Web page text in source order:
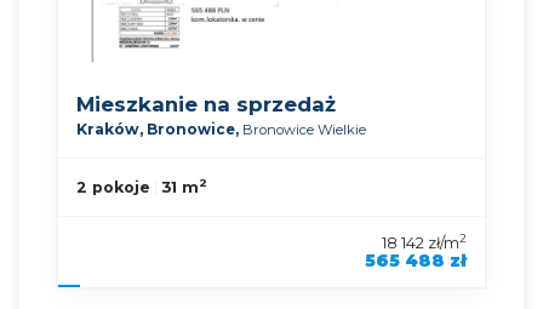
symbol oferty
Mieszkanie na sprzedaż
Kraków, Bronowice, Bronowice Wielkie
2 pokoje 31 m2
18 142 zł/m2
565 488 zł